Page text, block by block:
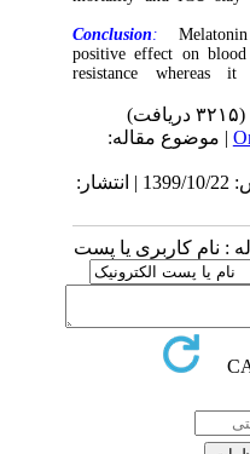
Conclusion
positive effect on
resistance
| موضوع مقاله:
دریافت: 1399/9/12 | پذیرش: 1399/10/22 | انتشار:
: نام کاربری یا پست